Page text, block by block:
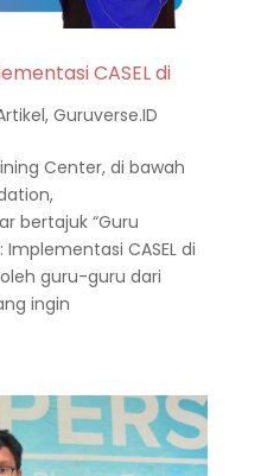
CASEL di
, Guruverse.ID
Center, di bawah
bertajuk “Guru
Implementasi CASEL di
guru-guru dari
ingin